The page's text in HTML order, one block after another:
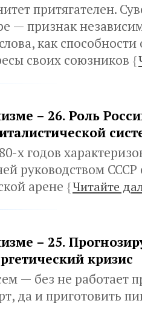
притягателен.
— признак
как способности
своих союзников {
– 26. Роль
х годов
руководством
арене {Читайте
– 25.
кризис
— без не работает
да и приготовить